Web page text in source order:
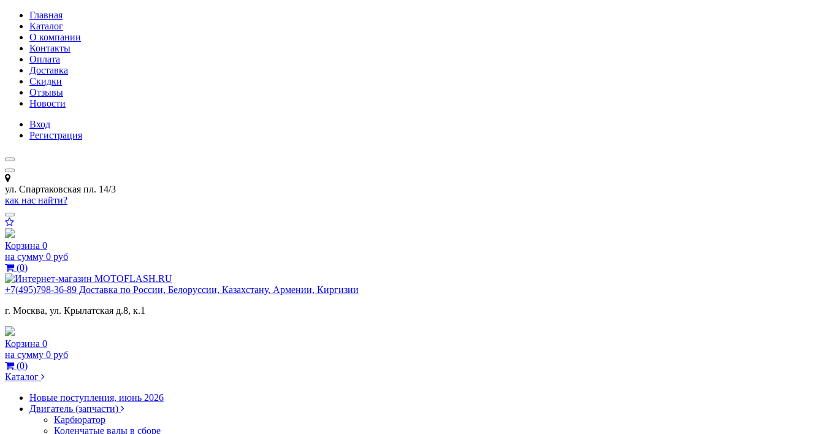
Главная
Каталог
О компании
Контакты
Оплата
Доставка
Скидки
Отзывы
Новости
Вход
Регистрация
ул. Спартаковская пл. 14/3
как нас найти?
Корзина 0
на сумму 0 руб
(0)
+7(495)798-36-89 Доставка по России, Белоруссии, Казахстану, Армении, Киргизии
г. Москва, ул. Крылатская д.8, к.1
Корзина 0
на сумму 0 руб
(0)
Каталог
Новые поступления, июнь 2026
Двигатель (запчасти)
Карбюратор
Коленчатые валы в сборе